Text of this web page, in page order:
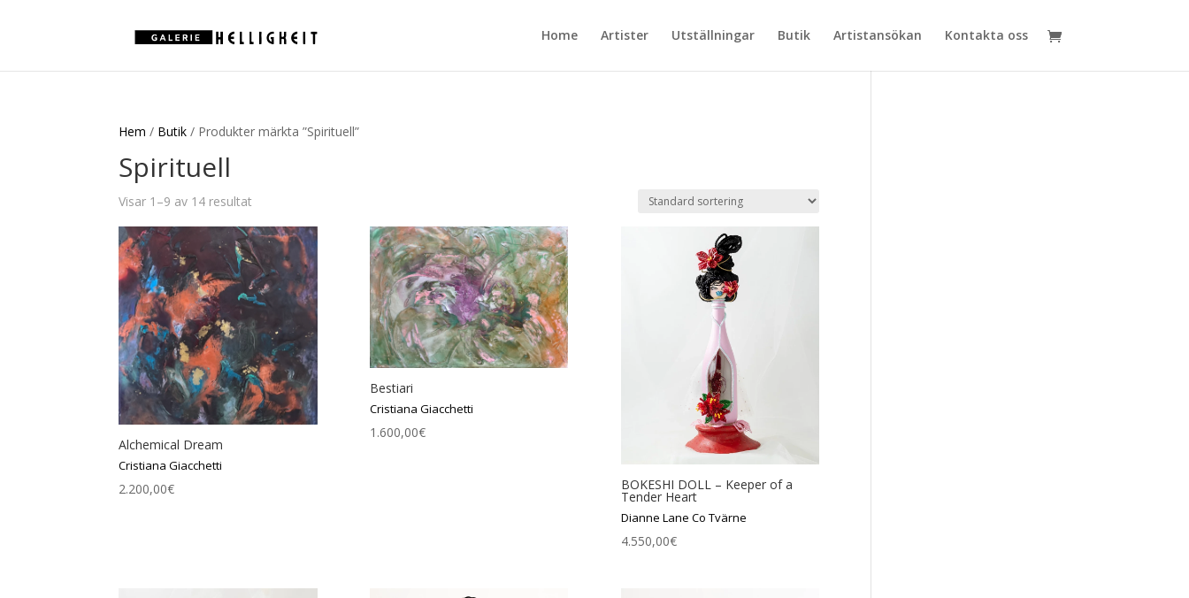
Home Artister Utställningar Butik Artistansökan Kontakta oss
Hem / Butik / Produkter märkta ”Spirituell”
Spirituell
Visar 1–9 av 14 resultat
Alchemical Dream
Cristiana Giacchetti
2.200,00€
Bestiari
Cristiana Giacchetti
1.600,00€
BOKESHI DOLL – Keeper of a
Tender Heart
Dianne Lane Co Tvärne
4.550,00€